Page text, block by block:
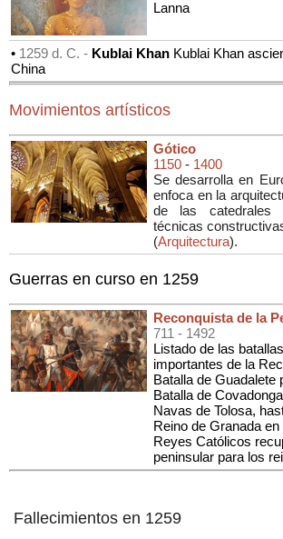
Lanna
• 1259 d. C. - Kublai Khan Kublai Khan
China
Movimientos artísticos
Gótico
1150 - 1400
Se desarrolla en
enfoca en la
de las catedrales
técnicas
(Arquitectura).
Guerras en curso en 1259
Reconquista de la
711 - 1492
Listado de las
importantes de la
Batalla de Guadalete
Batalla de
Navas de Tolosa,
Reino de Granada
Reyes Católicos
peninsular para los
Fallecimientos en 1259